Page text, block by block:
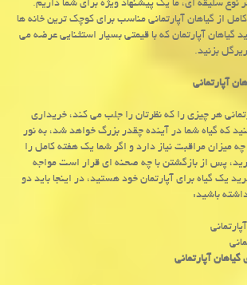
نوع سلیقه ای، ما یک پیشنهاد ویژه برای شما داریم.
از گیاهان آپارتمانی مناسب برای کوچک ترین خانه ها
گیاهان آپارتمان که با قیمتی بسیار استثنایی عرضه می
بزنید.
آپارتمانی
هر چیزی را که نظرتان را جلب می کند، خریداری
که گیاه شما در آینده چقدر بزرگ خواهد شد، به نور
چه میزان مراقبت نیاز دارد و اگر شما یک هفته کامل را
پس از بازگشتن با چه صحنه ای قرار است مواجه
یک گیاه برای آپارتمان خود هستید، در اینجا باید دو
باشید:
آپارتمانی